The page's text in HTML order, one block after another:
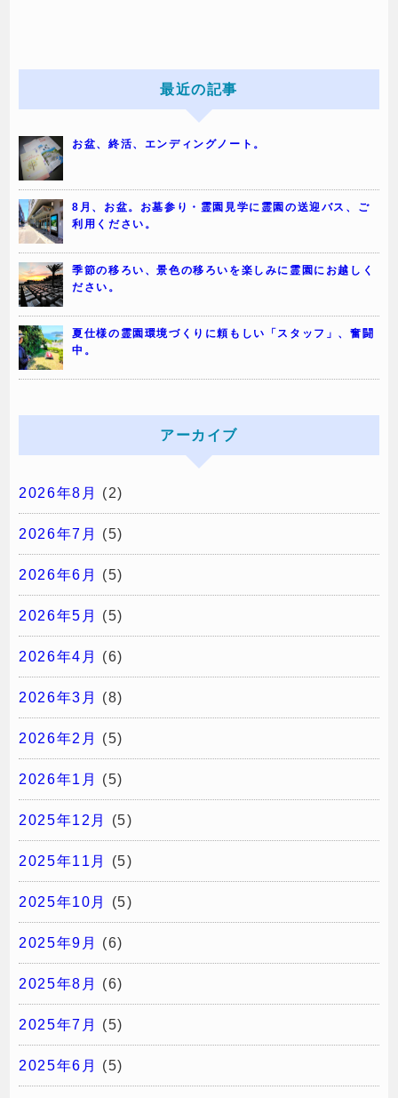
最近の記事
お盆、終活、エンディングノート。
8月、お盆。お墓参り・霊園見学に霊園の送迎バス、ご
利用ください。
季節の移ろい、景色の移ろいを楽しみに霊園にお越しく
ださい。
夏仕様の霊園環境づくりに頼もしい「スタッフ」、奮闘
中。
アーカイブ
2026年8月 (2)
2026年7月 (5)
2026年6月 (5)
2026年5月 (5)
2026年4月 (6)
2026年3月 (8)
2026年2月 (5)
2026年1月 (5)
2025年12月 (5)
2025年11月 (5)
2025年10月 (5)
2025年9月 (6)
2025年8月 (6)
2025年7月 (5)
2025年6月 (5)